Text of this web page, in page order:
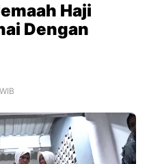
Haji
Dengan